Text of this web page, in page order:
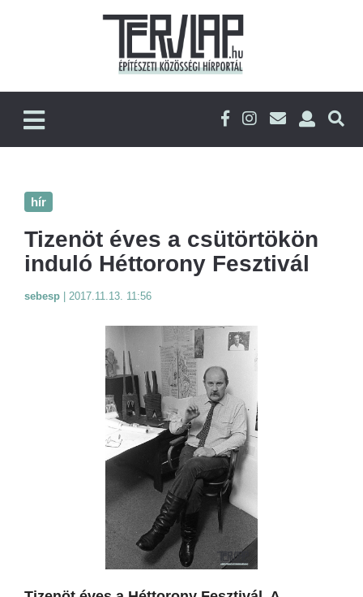
hír
Tizenöt éves a csütörtökön
induló Héttorony Fesztivál
sebesp 2017.11.13. 11:56